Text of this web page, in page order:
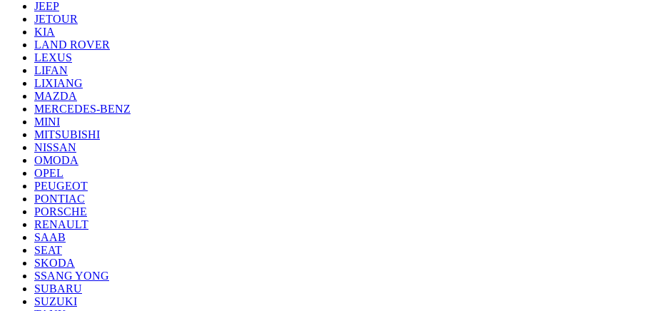
JEEP
JETOUR
KIA
LAND ROVER
LEXUS
LIFAN
LIXIANG
MAZDA
MERCEDES-BENZ
MINI
MITSUBISHI
NISSAN
OMODA
OPEL
PEUGEOT
PONTIAC
PORSCHE
RENAULT
SAAB
SEAT
SKODA
SSANG YONG
SUBARU
SUZUKI